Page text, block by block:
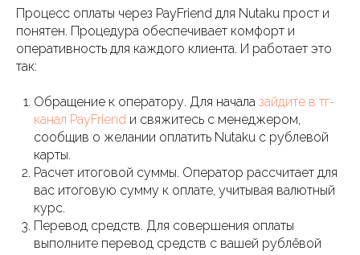
Процесс оплаты через PayFriend для Nutaku прост и
понятен. Процедура обеспечивает комфорт и
оперативность для каждого клиента. И работает это
так:
Обращение к оператору. Для начала зайдите в тг-
канал PayFriend и свяжитесь с менеджером,
сообщив о желании оплатить Nutaku с рублевой
карты.
Расчет итоговой суммы. Оператор рассчитает для
вас итоговую сумму к оплате, учитывая валютный
курс.
Перевод средств. Для совершения оплаты
выполните перевод средств с вашей рублёвой